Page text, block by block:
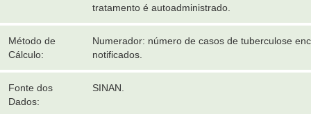
tratamento é autoadministrado.
Método de
Cálculo:
Numerador: número de casos de tuberculose
notificados.
Fonte dos
Dados:
SINAN.